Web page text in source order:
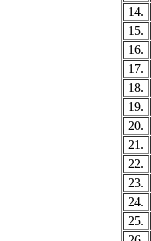
14.
15.
16.
17.
18.
19.
20.
21.
22.
23.
24.
25.